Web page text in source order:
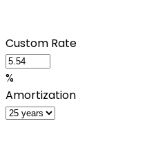
Custom Rate
%
Amortization